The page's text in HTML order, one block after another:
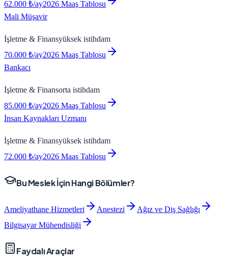
62.000 ₺/ay2026 Maaş Tablosu
Mali Müşavir
İşletme & Finansyüksek istihdam
70.000 ₺/ay2026 Maaş Tablosu
Bankacı
İşletme & Finansorta istihdam
85.000 ₺/ay2026 Maaş Tablosu
İnsan Kaynakları Uzmanı
İşletme & Finansyüksek istihdam
72.000 ₺/ay2026 Maaş Tablosu
Bu Meslek İçin Hangi Bölümler?
Ameliyathane Hizmetleri Anestezi
Ağız ve Diş Sağlığı
Bilgisayar Mühendisliği
Faydalı Araçlar